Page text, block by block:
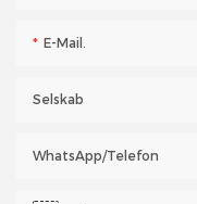
E-Mail.
Selskab
WhatsApp/telefon